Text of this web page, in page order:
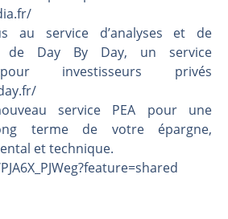
au service d’analyses et de
de Day By Day, un service
investisseurs privés
service PEA pour une
terme de votre épargne,
et technique.